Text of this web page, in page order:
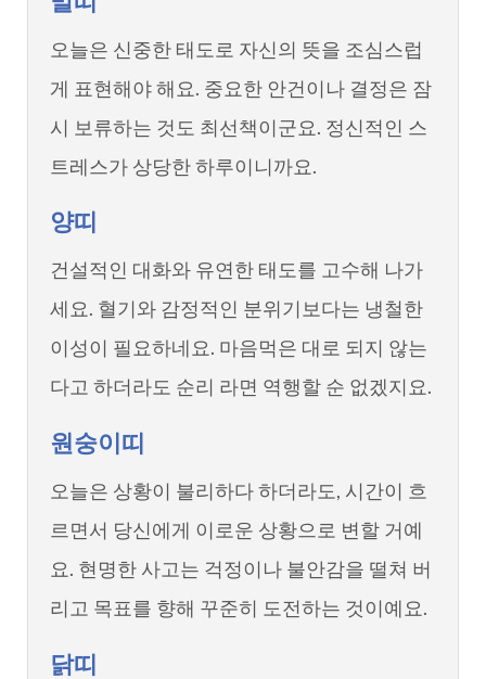
오늘은 신중한 태도로 자신의 뜻을 조심스럽
게 표현해야 해요. 중요한 안건이나 결정은 잠
시 보류하는 것도 최선책이군요. 정신적인 스
트레스가 상당한 하루이니까요.
양띠
건설적인 대화와 유연한 태도를 고수해 나가
세요. 혈기와 감정적인 분위기보다는 냉철한
이성이 필요하네요. 마음먹은 대로 되지 않는
다고 하더라도 순리 라면 역행할 순 없겠지요.
원숭이띠
오늘은 상황이 불리하다 하더라도, 시간이 흐
르면서 당신에게 이로운 상황으로 변할 거예
요. 현명한 사고는 걱정이나 불안감을 떨쳐 버
리고 목표를 향해 꾸준히 도전하는 것이예요.
닭띠